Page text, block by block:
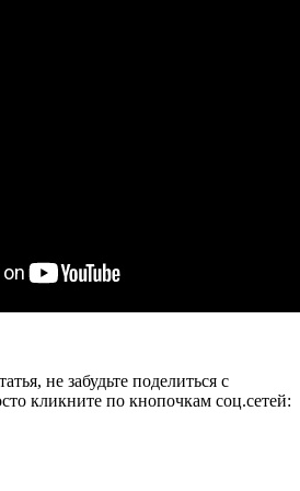
не забудьте поделиться с
кликните по кнопочкам соц.сетей: